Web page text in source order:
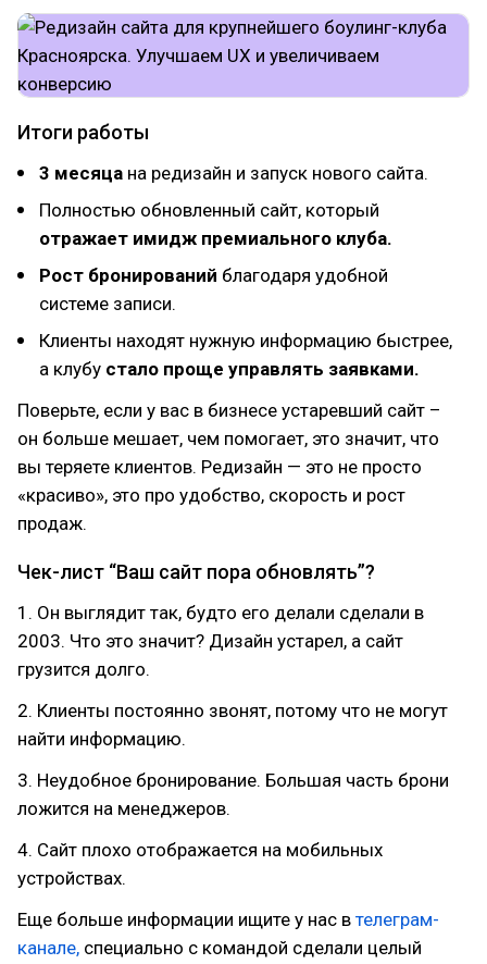
Итоги работы
3 месяца на редизайн и запуск нового сайта.
Полностью обновленный сайт, который
отражает имидж премиального клуба.
Рост бронирований благодаря удобной
системе записи.
Клиенты находят нужную информацию быстрее,
а клубу стало проще управлять заявками.
Поверьте, если у вас в бизнесе устаревший сайт –
он больше мешает, чем помогает, это значит, что
вы теряете клиентов. Редизайн — это не просто
«красиво», это про удобство, скорость и рост
продаж.
Чек-лист “Ваш сайт пора обновлять”?
1. Он выглядит так, будто его делали сделали в
2003. Что это значит? Дизайн устарел, а сайт
грузится долго.
2. Клиенты постоянно звонят, потому что не могут
найти информацию.
3. Неудобное бронирование. Большая часть брони
ложится на менеджеров.
4. Сайт плохо отображается на мобильных
устройствах.
Еще больше информации ищите у нас в телеграм-
канале, специально с командой сделали целый